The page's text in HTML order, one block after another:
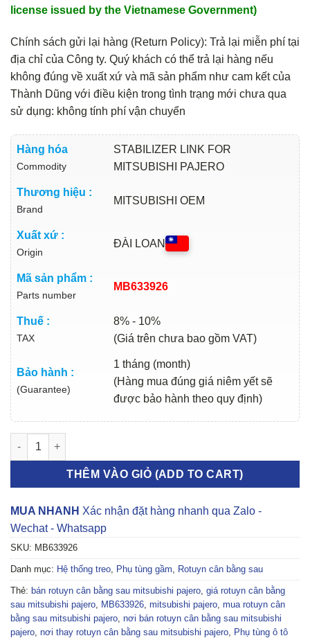
license issued by the Vietnamese Government)
Chính sách gửi lại hàng (Return Policy): Trả lại miễn phí tại
địa chỉ của Công ty. Quý khách có thể trả lại hàng nếu
không đúng về xuất xứ và mã sản phẩm như cam kết của
Thành Dũng với điều kiện trong tình trạng mới chưa qua
sử dụng: không tính phí vận chuyển
Hàng hóa
Commodity
STABILIZER LINK FOR
MITSUBISHI PAJERO
Thương hiệu :
Brand
MITSUBISHI OEM
Xuất xứ :
Origin
ĐÀI LOAN
Mã sản phẩm :
Parts number
MB633926
Thuế :
TAX
8% - 10%
(Giá trên chưa bao gồm VAT)
Bảo hành :
(Guarantee)
1 tháng (month)
(Hàng mua đúng giá niêm yết sẽ
được bảo hành theo quy định)
ROTUYN CÂN BẰNG SAU MITSUBISHI PAJERO 1998-2007 |
THÊM VÀO GIỎ (ADD TO CART)
MUA NHANH Xác nhận đặt hàng nhanh qua Zalo -
Wechat - Whatsapp
SKU: MB633926
Danh mục: Hệ thống treo Phụ tùng gầm Rotuyn cân bằng sau
Thẻ: bán rotuyn cân bằng sau mitsubishi pajero giá rotuyn cân bằng
sau mitsubishi pajero MB633926 mitsubishi pajero mua rotuyn cân
bằng sau mitsubishi pajero nơi bán rotuyn cân bằng sau mitsubishi
pajero nơi thay rotuyn cân bằng sau mitsubishi pajero Phụ tùng ô tô